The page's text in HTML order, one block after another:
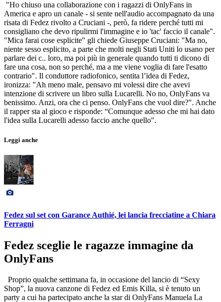
"Ho chiuso una collaborazione con i ragazzi di OnlyFans in
America e apro un canale - si sente nell'audio accompagnato da una
risata di Fedez rivolto a Cruciani -, però, fa ridere perché tutti mi
consigliano che devo ripulirmi l'immagine e io 'tac' faccio il canale".
"Mica farai cose esplicite" gli chiede Giuseppe Cruciani: "Ma no,
niente sesso esplicito, a parte che molti negli Stati Uniti lo usano per
parlare dei c.. loro, ma poi più in generale quando tutti ti dicono di
fare una cosa, non so perché, ma a me viene voglia di fare l'esatto
contrario". Il conduttore radiofonico, sentita l’idea di Fedez,
ironizza: "Ah meno male, pensavo mi volessi dire che avevi
intenzione di scrivere un libro sulla Lucarelli. No no, OnlyFans va
benissimo. Anzi, ora che ci penso. OnlyFans che vuol dire?". Anche
il rapper sta al gioco e risponde: “Comunque adesso che mi hai dato
l'idea sulla Lucarelli adesso faccio anche quello".
Leggi anche
Fedez sul set con Garance Authié, lei lancia frecciatine a Chiara
Ferragni
Fedez sceglie le ragazze immagine da
OnlyFans
Proprio qualche settimana fa, in occasione del lancio di “Sexy
Shop”, la nuova canzone di Fedez ed Emis Killa, si è tenuto un
party a cui ha partecipato anche la star di OnlyFans Manuela La